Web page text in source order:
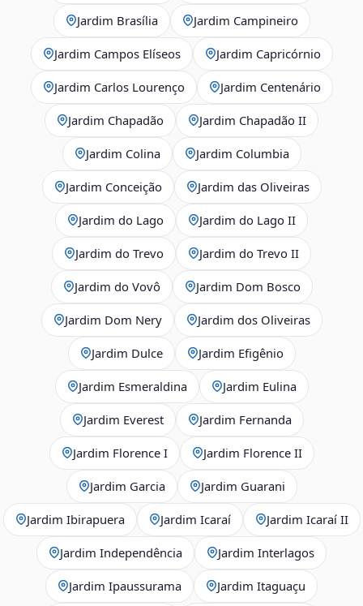
Jardim Brasília Jardim Campineiro
Jardim Campos Elíseos Jardim Capricórnio
Jardim Carlos Lourenço Jardim Centenário
Jardim Chapadão Jardim Chapadão II
Jardim Colina Jardim Columbia
Jardim Conceição Jardim das Oliveiras
Jardim do Lago Jardim do Lago II
Jardim do Trevo Jardim do Trevo II
Jardim do Vovô Jardim Dom Bosco
Jardim Dom Nery Jardim dos Oliveiras
Jardim Dulce Jardim Efigênio
Jardim Esmeraldina Jardim Eulina
Jardim Everest Jardim Fernanda
Jardim Florence I Jardim Florence II
Jardim Garcia Jardim Guarani
Jardim Ibirapuera Jardim Icaraí Jardim Icaraí II
Jardim Independência Jardim Interlagos
Jardim Ipaussurama Jardim Itaguaçu